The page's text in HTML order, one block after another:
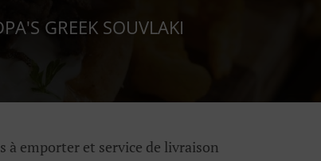
GREEK SOUVLAKI
à emporter et service de livraison